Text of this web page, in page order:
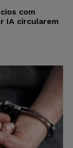
com
IA circularem